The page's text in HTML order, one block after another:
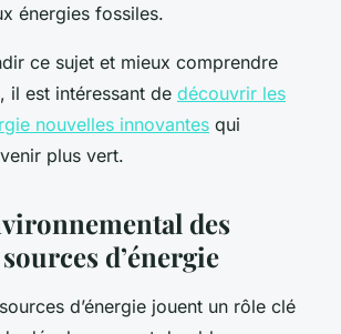
énergies fossiles.
ce sujet et mieux comprendre
il est intéressant de découvrir les
nouvelles innovantes qui
plus vert.
des
d’énergie
d’énergie jouent un rôle clé